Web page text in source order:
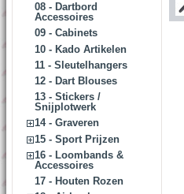
08 - Dartbord
Accessoires
09 - Cabinets
10 - Kado Artikelen
11 - Sleutelhangers
12 - Dart Blouses
13 - Stickers /
Snijplotwerk
14 - Graveren
15 - Sport Prijzen
16 - Loombands &
Accessoires
17 - Houten Rozen